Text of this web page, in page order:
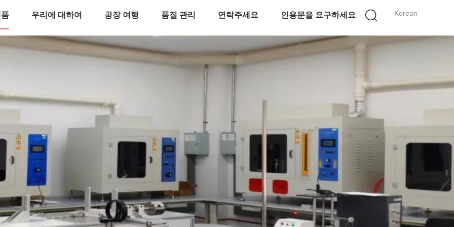
Korean
우리에 대하여 공장 여행 품질 관리 연락주세요 인용문을 요구하세요